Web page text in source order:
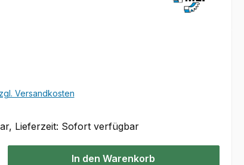
Versandkosten
Lieferzeit: Sofort verfügbar
den gewünschten Wert ein oder benutze die Schaltflächen
In den Warenkorb